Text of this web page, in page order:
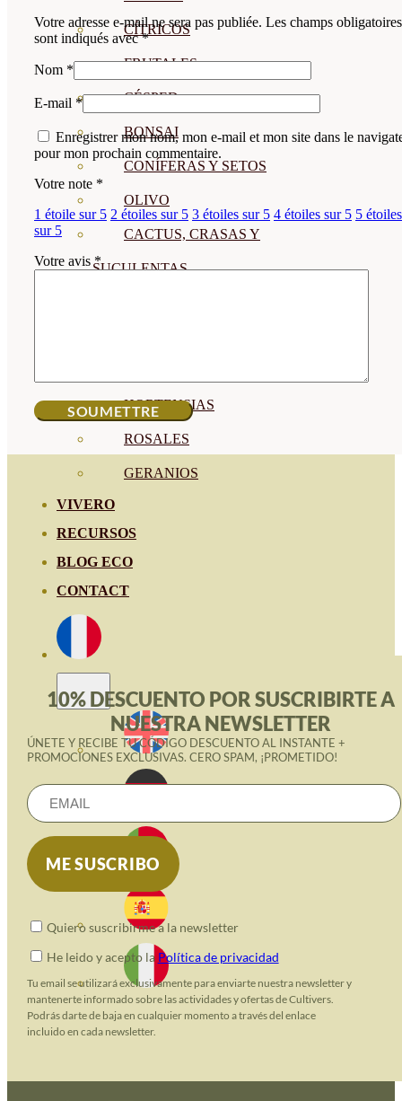
CÍTRICOS
FRUTALES
CÉSPED
BONSAI
CONÍFERAS Y SETOS
OLIVO
CACTUS, CRASAS Y
SUCULENTAS
HORTENSIAS
ROSALES
GERANIOS
VIVERO
RECURSOS
BLOG ECO
CONTACT
Votre adresse e-mail ne sera pas publiée. Les champs obligatoires
sont indiqués avec*
Nom *
E-mail *
Enregistrer mon nom, mon e-mail et mon site dans le
pour mon prochain commentaire.
Votre note *
1 étoile sur 5 2 étoiles sur 5 3 étoiles sur 5 4 étoiles sur 5 5 étoiles
sur 5
Votre avis*
10% DESCUENTO POR SUSCRIBIRTE A
NUESTRA NEWSLETTER
ÚNETE Y RECIBE TU CÓDIGO DESCUENTO AL INSTANTE +
PROMOCIONES EXCLUSIVAS. CERO SPAM, ¡PROMETIDO!
Quiero suscribirme a la newsletter
He leido y acepto la Política de privacidad
Tu email se utilizará exclusivamente para enviarte nuestra newsletter y
mantenerte informado sobre las actividades y ofertas de Cultivers.
Podrás darte de baja en cualquier momento a través del enlace
incluido en cada newsletter.